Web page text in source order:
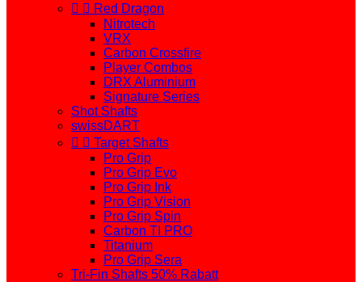
  Red Dragon
Nitrotech
VRX
Carbon Crossfire
Player Combos
DRX Aluminium
Signature Series
Shot Shafts
swissDART
  Target Shafts
Pro Grip
Pro Grip Evo
Pro Grip Ink
Pro Grip Vision
Pro Grip Spin
Carbon TI PRO
Titanium
Pro Grip Sera
Tri-Fin Shafts 50% Rabatt